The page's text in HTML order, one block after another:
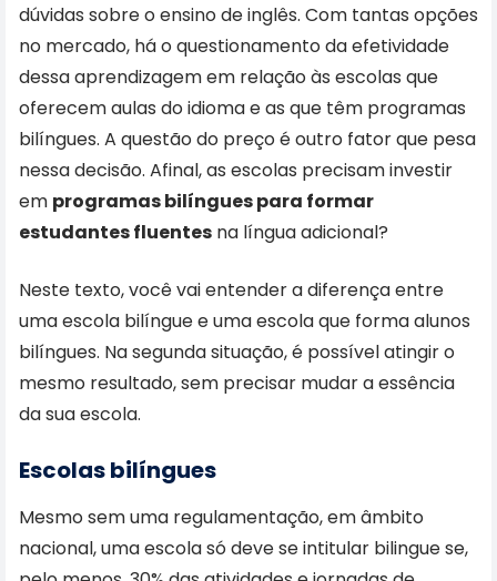
dúvidas sobre o ensino de inglês. Com tantas opções
no mercado, há o questionamento da efetividade
dessa aprendizagem em relação às escolas que
oferecem aulas do idioma e as que têm programas
bilíngues. A questão do preço é outro fator que pesa
nessa decisão. Afinal, as escolas precisam investir
em programas bilíngues para formar
estudantes fluentes na língua adicional?
Neste texto, você vai entender a diferença entre
uma escola bilíngue e uma escola que forma alunos
bilíngues. Na segunda situação, é possível atingir o
mesmo resultado, sem precisar mudar a essência
da sua escola.
Escolas bilíngues
Mesmo sem uma regulamentação, em âmbito
nacional, uma escola só deve se intitular bilingue se,